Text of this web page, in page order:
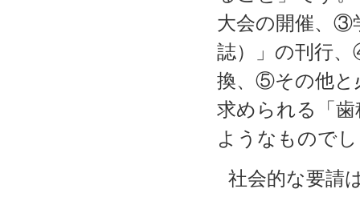
大会の開催、③
誌）」の刊行
換、⑤その他と
求められる「
ようなもので
社会的な要請